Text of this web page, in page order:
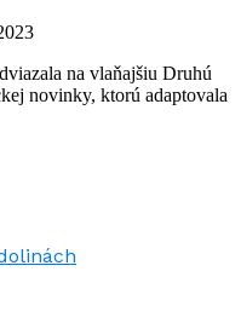
na vlaňajšiu Druhú
novinky, ktorú adaptovala